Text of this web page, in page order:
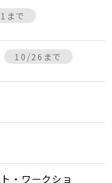
まで
10/26まで
・ワークショ